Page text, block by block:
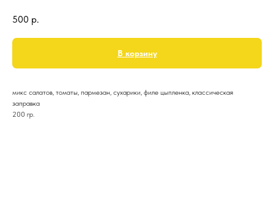
500 р.
В корзину
микс салатов, томаты, пармезан, сухарики, филе цыпленка, классическая
заправка
200 гр.